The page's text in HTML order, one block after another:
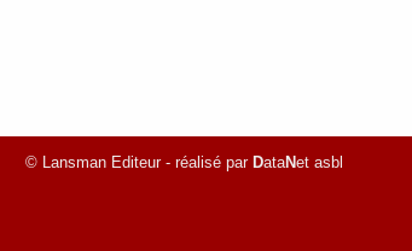
© Lansman Editeur - réalisé par DataNet asbl